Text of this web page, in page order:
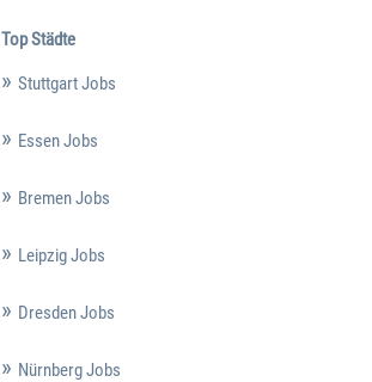
Top Städte
Stuttgart Jobs
Essen Jobs
Bremen Jobs
Leipzig Jobs
Dresden Jobs
Nürnberg Jobs